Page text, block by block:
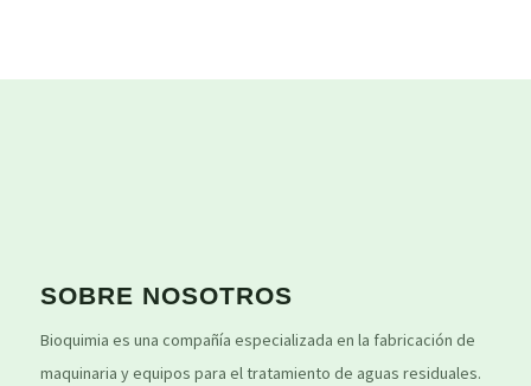
SOBRE NOSOTROS
Bioquimia es una compañía especializada en la fabricación de
maquinaria y equipos para el tratamiento de aguas residuales.